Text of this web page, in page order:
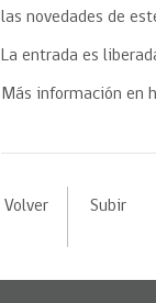
las novedades de
La entrada es
Más información en
Volver Subir